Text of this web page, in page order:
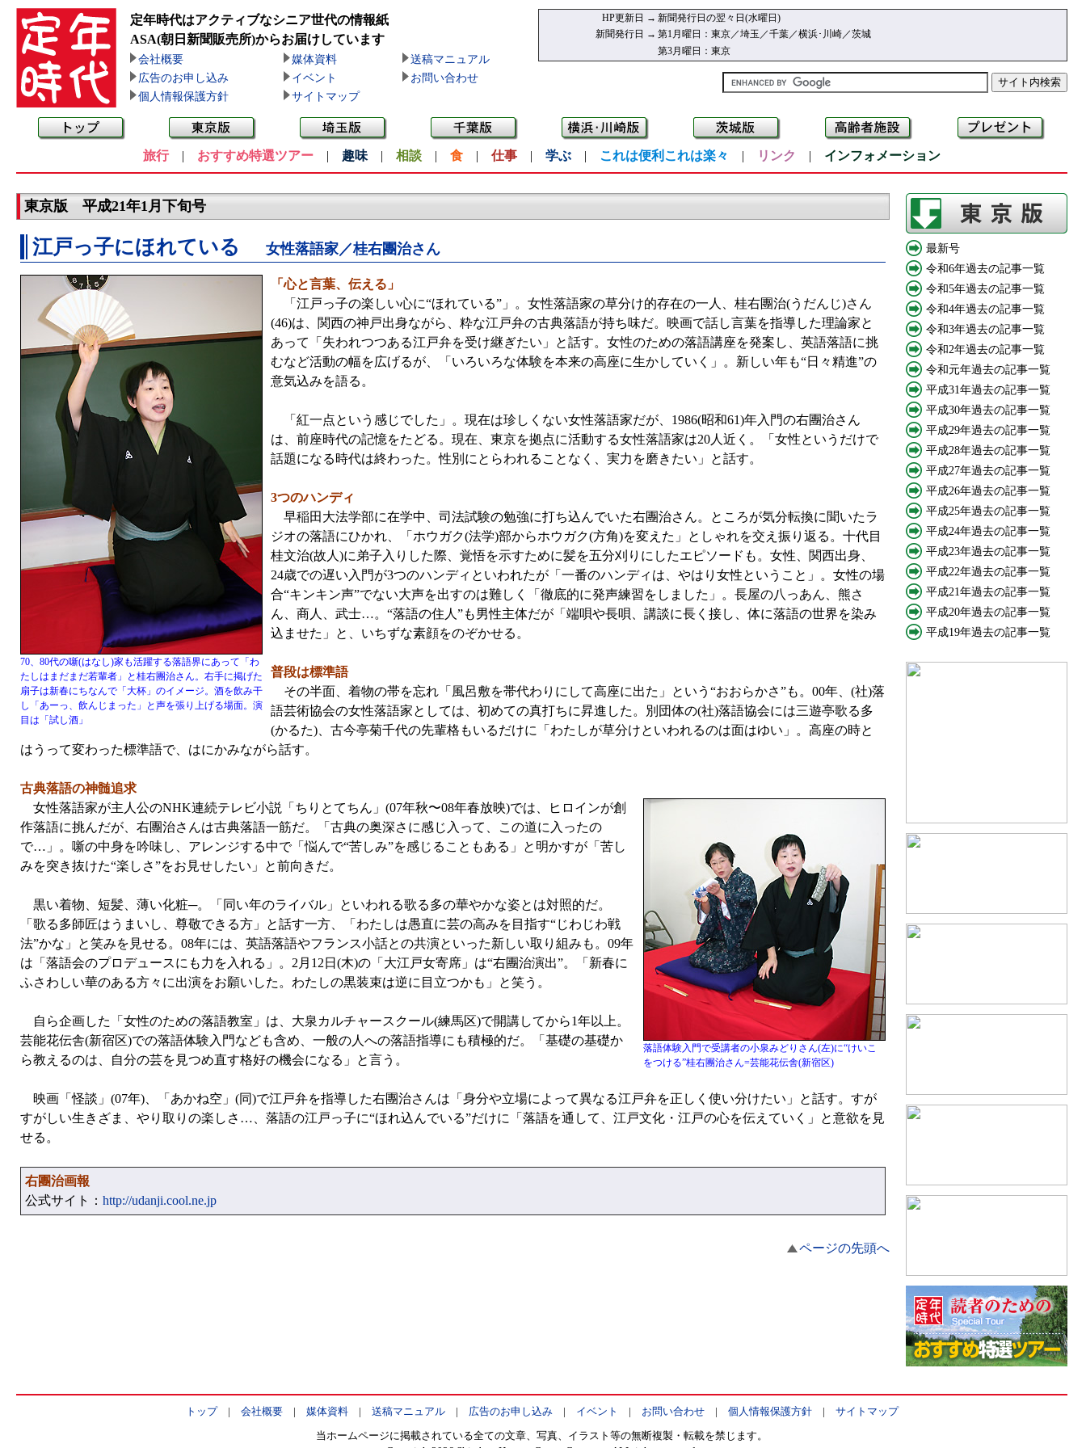
定年時代はアクティブなシニア世代の情報紙
ASA(朝日新聞販売所)からお届けしています
会社概要 媒体資料
送稿マニュアル
広告のお申し込み
イベント
お問い合わせ
個人情報保護方針
サイトマップ
HP更新日 → 新聞発行日の翌々日(水曜日)
新聞発行日 → 第1月曜日：東京／埼玉／千葉／横浜･川崎／茨城
第3月曜日：東京
旅行| おすすめ特選ツアー | 趣味 | 相談 | 食 | 仕事 | 学ぶ | これは便利これは楽々 | リンク | インフォメーション
東京版 平成21年1月下旬号
江戸っ子にほれている 女性落語家／桂右團治さん
70、80代の噺(はなし)家も活躍する落語界にあって「わ
たしはまだまだ若輩者」と桂右團治さん。右手に掲げた
扇子は新春にちなんで「大杯」のイメージ。酒を飲み干
し「あーっ、飲んじまった」と声を張り上げる場面。演
目は「試し酒」
「心と言葉、伝える」
「江戸っ子の楽しい心に“ほれている”」。女性落語家の草分け的存在の一人、桂右團治(うだんじ)さん
(46)は、関西の神戸出身ながら、粋な江戸弁の古典落語が持ち味だ。映画で話し言葉を指導した理論家と
あって「失われつつある江戸弁を受け継ぎたい」と話す。女性のための落語講座を発案し、英語落語に挑
むなど活動の幅を広げるが、「いろいろな体験を本来の高座に生かしていく」。新しい年も“日々精進”の
意気込みを語る。
「紅一点という感じでした」。現在は珍しくない女性落語家だが、1986(昭和61)年入門の右團治さん
は、前座時代の記憶をたどる。現在、東京を拠点に活動する女性落語家は20人近く。「女性というだけで
話題になる時代は終わった。性別にとらわれることなく、実力を磨きたい」と話す。
3つのハンディ
早稲田大法学部に在学中、司法試験の勉強に打ち込んでいた右團治さん。ところが気分転換に聞いたラ
ジオの落語にひかれ、「ホウガク(法学)部からホウガク(方角)を変えた」としゃれを交え振り返る。十代目
桂文治(故人)に弟子入りした際、覚悟を示すために髪を五分刈りにしたエピソードも。女性、関西出身、
24歳での遅い入門が3つのハンディといわれたが「一番のハンディは、やはり女性ということ」。女性の場
合“キンキン声”でない大声を出すのは難しく「徹底的に発声練習をしました」。長屋の八っあん、熊さ
ん、商人、武士…。“落語の住人”も男性主体だが「端唄や長唄、講談に長く接し、体に落語の世界を染み
込ませた」と、いちずな素顔をのぞかせる。
普段は標準語
その半面、着物の帯を忘れ「風呂敷を帯代わりにして高座に出た」という“おおらかさ”も。00年、(社)落
語芸術協会の女性落語家としては、初めての真打ちに昇進した。別団体の(社)落語協会には三遊亭歌る多
(かるた)、古今亭菊千代の先輩格もいるだけに「わたしが草分けといわれるのは面はゆい」。高座の時と
はうって変わった標準語で、はにかみながら話す。
古典落語の神髄追求
落語体験入門で受講者の小泉みどりさん(左)に“けいこ
をつける”桂右團治さん=芸能花伝舎(新宿区)
女性落語家が主人公のNHK連続テレビ小説「ちりとてちん」(07年秋〜08年春放映)では、ヒロインが創
作落語に挑んだが、右團治さんは古典落語一筋だ。「古典の奥深さに感じ入って、この道に入ったの
で…」。噺の中身を吟味し、アレンジする中で「悩んで“苦しみ”を感じることもある」と明かすが「苦し
みを突き抜けた“楽しさ”をお見せしたい」と前向きだ。
黒い着物、短髪、薄い化粧─。「同い年のライバル」といわれる歌る多の華やかな姿とは対照的だ。
「歌る多師匠はうまいし、尊敬できる方」と話す一方、「わたしは愚直に芸の高みを目指す“じわじわ戦
法”かな」と笑みを見せる。08年には、英語落語やフランス小話との共演といった新しい取り組みも。09年
は「落語会のプロデュースにも力を入れる」。2月12日(木)の「大江戸女寄席」は“右團治演出”。「新春に
ふさわしい華のある方々に出演をお願いした。わたしの黒装束は逆に目立つかも」と笑う。
自ら企画した「女性のための落語教室」は、大泉カルチャースクール(練馬区)で開講してから1年以上。
芸能花伝舎(新宿区)での落語体験入門なども含め、一般の人への落語指導にも積極的だ。「基礎の基礎か
ら教えるのは、自分の芸を見つめ直す格好の機会になる」と言う。
映画「怪談」(07年)、「あかね空」(同)で江戸弁を指導した右團治さんは「身分や立場によって異なる江戸弁を正しく使い分けたい」と話す。すが
すがしい生きざま、やり取りの楽しさ…、落語の江戸っ子に“ほれ込んでいる”だけに「落語を通して、江戸文化・江戸の心を伝えていく」と意欲を見
せる。
右團治画報
公式サイト： http://udanji.cool.ne.jp
ページの先頭へ
最新号
令和6年過去の記事一覧
令和5年過去の記事一覧
令和4年過去の記事一覧
令和3年過去の記事一覧
令和2年過去の記事一覧
令和元年過去の記事一覧
平成31年過去の記事一覧
平成30年過去の記事一覧
平成29年過去の記事一覧
平成28年過去の記事一覧
平成27年過去の記事一覧
平成26年過去の記事一覧
平成25年過去の記事一覧
平成24年過去の記事一覧
平成23年過去の記事一覧
平成22年過去の記事一覧
平成21年過去の記事一覧
平成20年過去の記事一覧
平成19年過去の記事一覧
トップ| 会社概要| 媒体資料| 送稿マニュアル| 広告のお申し込み| イベント | お問い合わせ| 個人情報保護方針| サイトマップ
当ホームページに掲載されている全ての文章、写真、イラスト等の無断複製・転載を禁じます。